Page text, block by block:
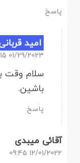
پاسخ
امید
01/29/2023 20:15
سلام وقت
باشین.
پاسخ
آقائی میبدی
12/01/2022 09:45